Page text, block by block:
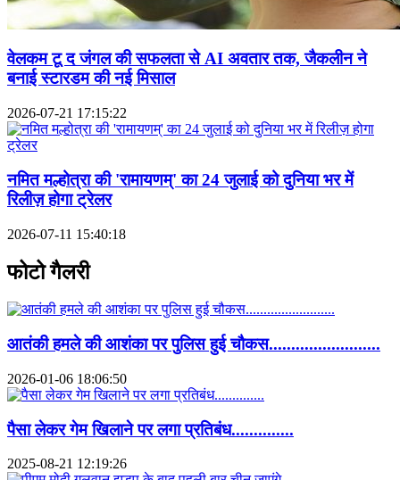
वेलकम टू द जंगल की सफलता से AI अवतार तक, जैकलीन ने
बनाई स्टारडम की नई मिसाल
2026-07-21 17:15:22
नमित मल्होत्रा की 'रामायणम्' का 24 जुलाई को दुनिया भर में
रिलीज़ होगा ट्रेलर
2026-07-11 15:40:18
फोटो गैलरी
आतंकी हमले की आशंका पर पुलिस हुई चौकस.........................
2026-01-06 18:06:50
पैसा लेकर गेम खिलाने पर लगा प्रतिबंध..............
2025-08-21 12:19:26